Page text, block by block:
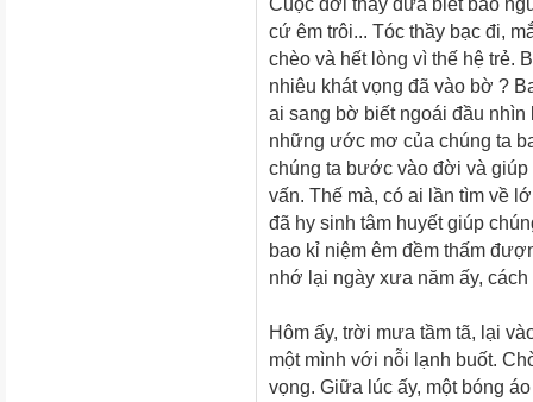
cứ êm trôi... Tóc thầy bạc đi,
chèo và hết lòng vì thế hệ trẻ.
nhiêu khát vọng đã vào bờ ?
ai sang bờ biết ngoái đầu
những ước mơ của chúng ta
chúng ta bước vào đời và
vấn. Thế mà, có ai lần tìm về
đã hy sinh tâm huyết giúp
bao kỉ niệm êm đềm thấm
nhớ lại ngày xưa năm ấy, cách
Hôm ấy, trời mưa tầm tã, lại
một mình với nỗi lạnh buốt.
vọng. Giữa lúc ấy, một bóng